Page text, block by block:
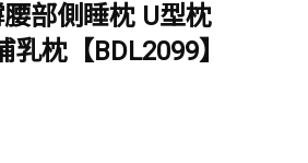
部側睡枕 U型枕
枕【BDL2099】